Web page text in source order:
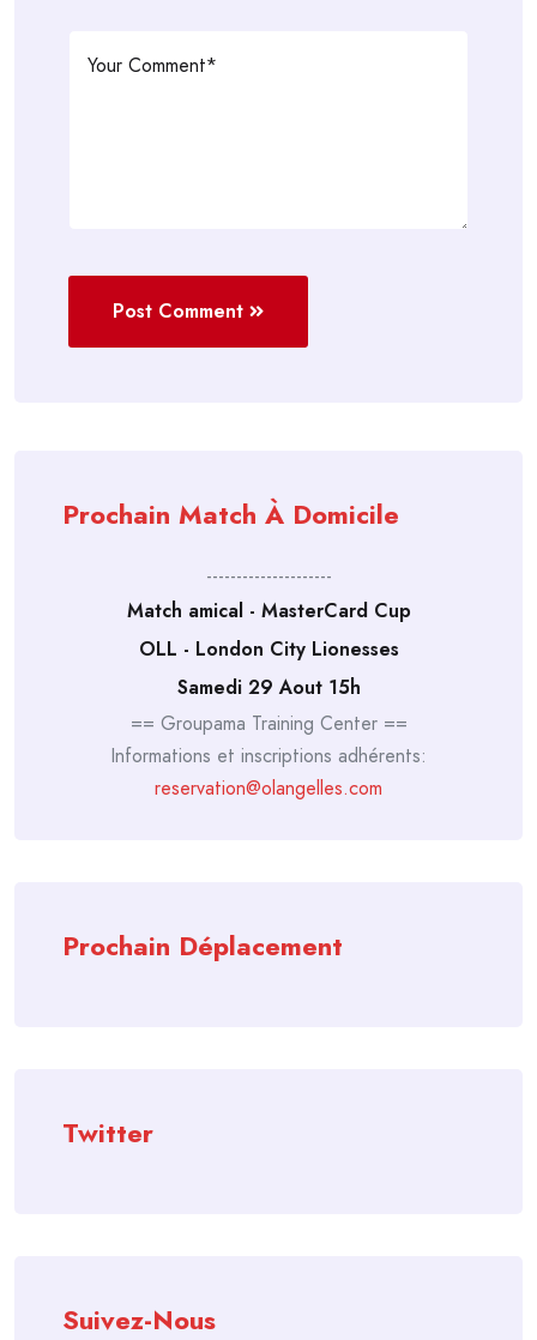
Post Comment
Prochain Match À Domicile
---------------------
Match amical - MasterCard Cup
OLL - London City Lionesses
Samedi 29 Aout 15h
== Groupama Training Center ==
Informations et inscriptions adhérents:
reservation@olangelles.com
Prochain Déplacement
Twitter
Suivez-Nous